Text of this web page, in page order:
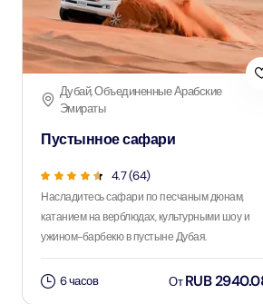
Дубай, Объединенные Арабские
Эмираты
Пустынное сафари
4.7 (64)
Насладитесь сафари по песчаным дюнам,
катанием на верблюдах, культурными шоу и
ужином-барбекю в пустыне Дубая.
6 часов ОтRUB